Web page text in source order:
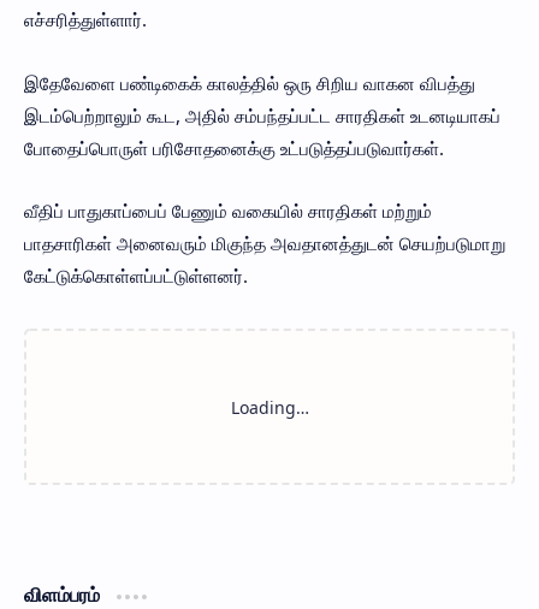
எச்சரித்துள்ளார்.
இதேவேளை பண்டிகைக் காலத்தில் ஒரு சிறிய வாகன விபத்து
இடம்பெற்றாலும் கூட, அதில் சம்பந்தப்பட்ட சாரதிகள் உடனடியாகப்
போதைப்பொருள் பரிசோதனைக்கு உட்படுத்தப்படுவார்கள்.
வீதிப் பாதுகாப்பைப் பேணும் வகையில் சாரதிகள் மற்றும்
பாதசாரிகள் அனைவரும் மிகுந்த அவதானத்துடன் செயற்படுமாறு
கேட்டுக்கொள்ளப்பட்டுள்ளனர்.
விளம்பரம்